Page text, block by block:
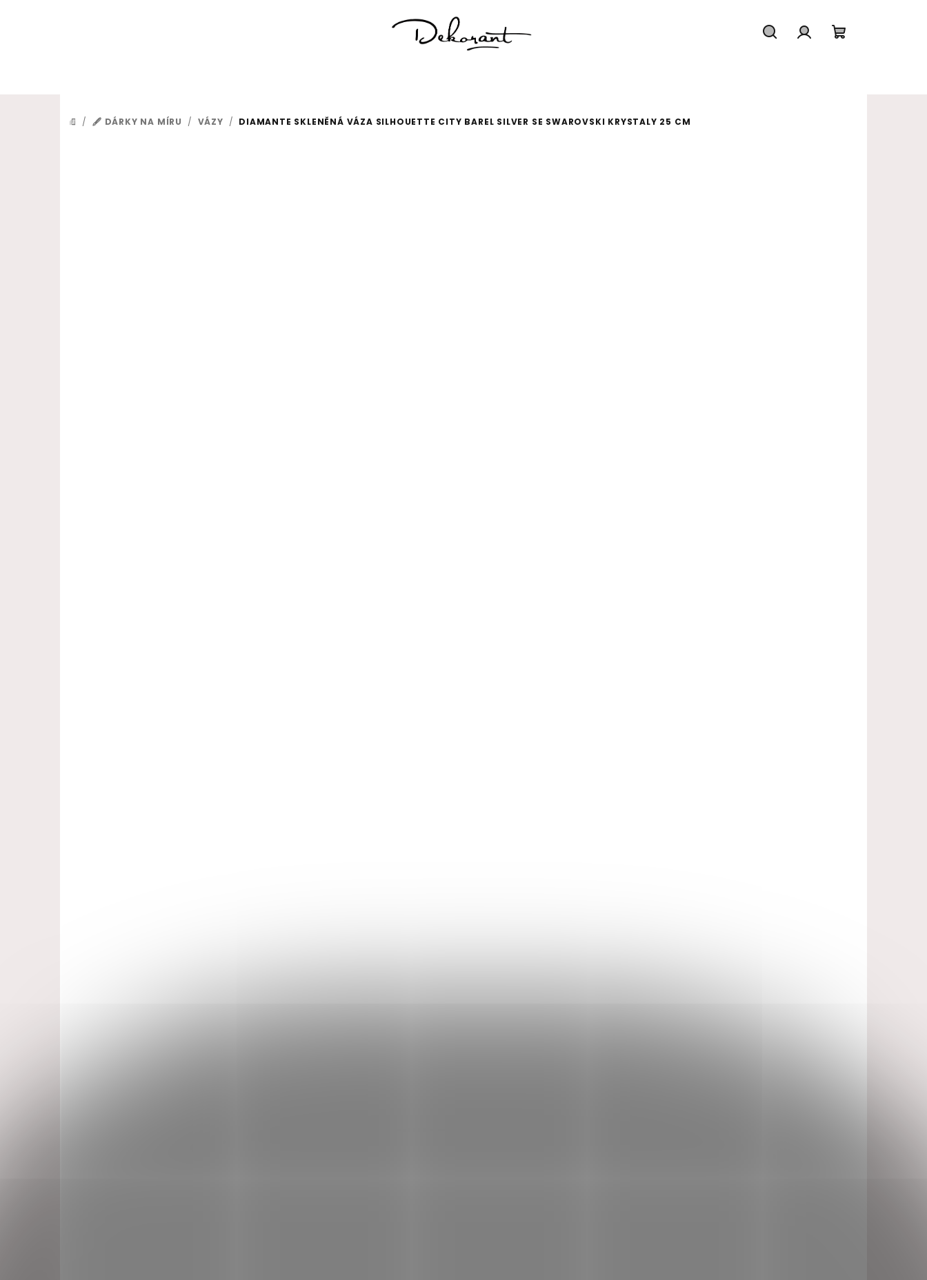
DOMŮ
/ 🖋️ DÁRKY NA MÍRU / VÁZY / DIAMANTE SKLENĚNÁ VÁZA SILHOUETTE CITY BAREL SILVER SE SWAROVSKI KRYSTALY 25 CM